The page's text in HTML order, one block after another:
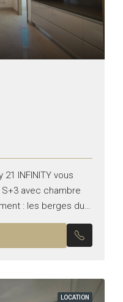
INFINITY vous
avec chambre
: les berges du
Ce DUPLEX...
LOCATION